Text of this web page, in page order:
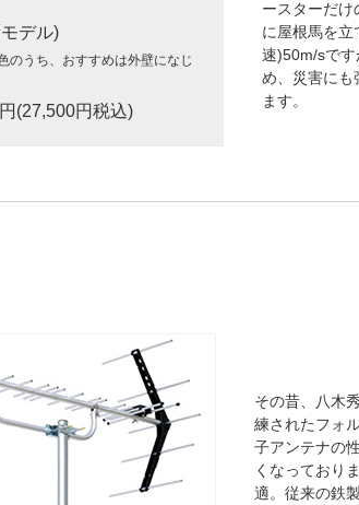
デル)
のうち、おすすめは外壁になじ
(27,500円税込)
ースターだけ
に屋根馬を
速)50m/sです
め、災害にも
ます。
その昔、八木
練されたフォ
子アンテナの
くなっており
適。従来の鉄